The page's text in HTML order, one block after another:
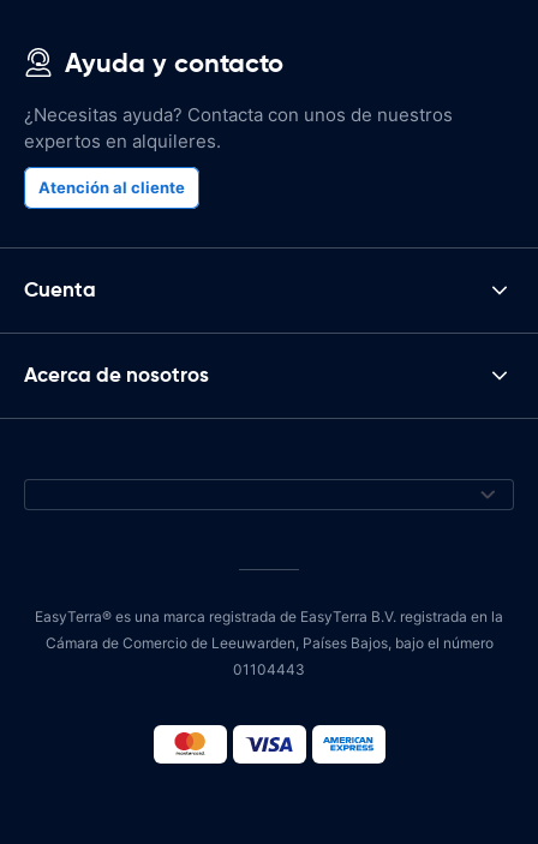
Ayuda y contacto
¿Necesitas ayuda? Contacta con unos de nuestros
expertos en alquileres.
Atención al cliente
Cuenta
Acerca de nosotros
EasyTerra® es una marca registrada de EasyTerra B.V. registrada en la
Cámara de Comercio de Leeuwarden, Países Bajos, bajo el número
01104443